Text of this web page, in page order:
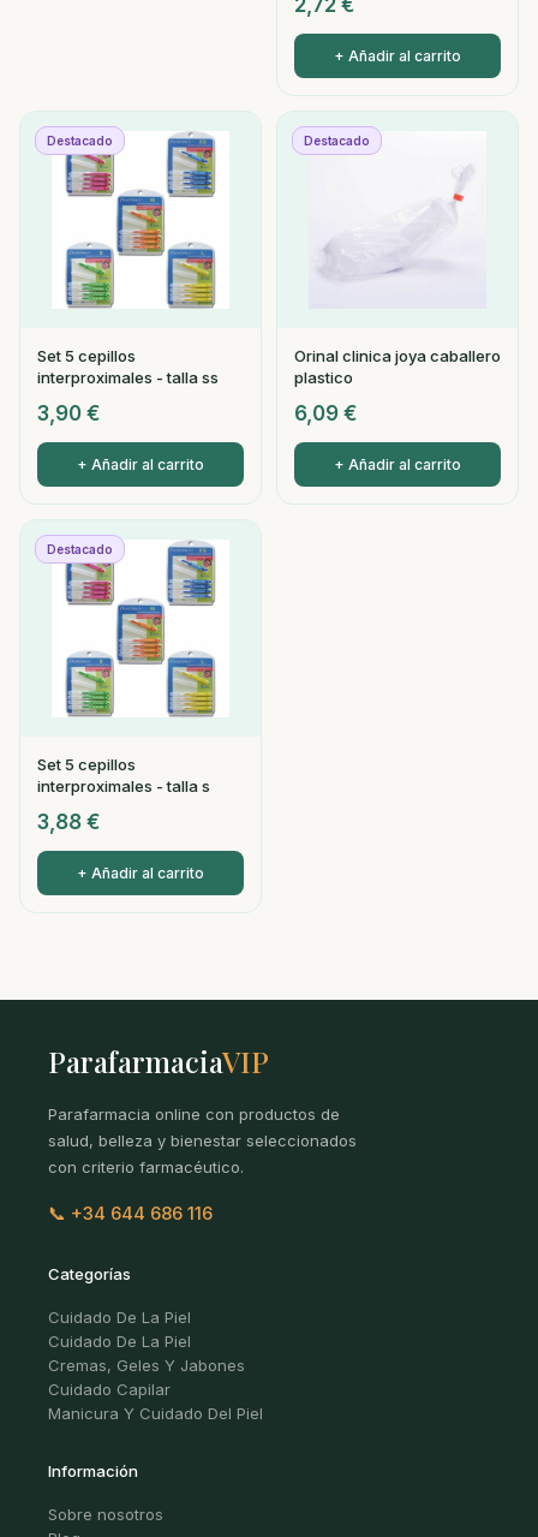
2,72 €
+ Añadir al carrito
Destacado
Set 5 cepillos
interproximales - talla ss
3,90 €
+ Añadir al carrito
Destacado
Orinal clinica joya caballero
plastico
6,09 €
+ Añadir al carrito
Destacado
Set 5 cepillos
interproximales - talla s
3,88 €
+ Añadir al carrito
ParafarmaciaVIP
Parafarmacia online con productos de
salud, belleza y bienestar seleccionados
con criterio farmacéutico.
📞 +34 644 686 116
Categorías
Cuidado De La Piel
Cuidado De La Piel
Cremas, Geles Y Jabones
Cuidado Capilar
Manicura Y Cuidado Del Piel
Información
Sobre nosotros